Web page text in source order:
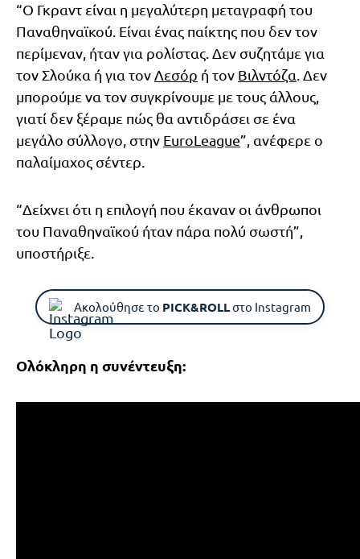
“Ο Γκραντ είναι η μεγαλύτερη μεταγραφή του
Παναθηναϊκού. Είναι ένας παίκτης που δεν τον
περίμεναν, ήταν για ρολίστας. Δεν συζητάμε για
τον Σλούκα ή για τονΛεσόρ ή τον Βιλντόζα. Δεν
μπορούμε να τον συγκρίνουμε με τους άλλους,
γιατί δεν ξέραμε πώς θα αντιδράσει σε ένα
μεγάλο σύλλογο, στην EuroLeague”, ανέφερε ο
παλαίμαχος σέντερ.
“Δείχνει ότι η επιλογή που έκαναν οι άνθρωποι
του Παναθηναϊκού ήταν πάρα πολύ σωστή”,
υποστήριξε.
Ακολούθησε το PICK&ROLLστο Instagram
Ολόκληρη η συνέντευξη: